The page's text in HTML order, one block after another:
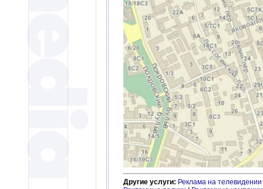
Другие услуги: Реклама на телевидении